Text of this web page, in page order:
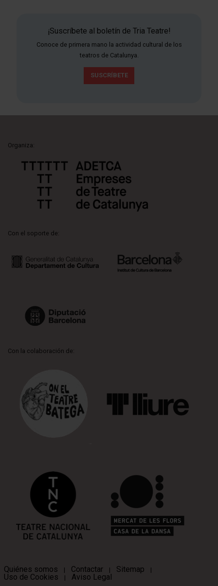
¡Suscríbete al boletín de Tria Teatre!
Conoce de primera mano la actividad cultural de los
teatros de Catalunya.
SUSCRÍBETE
Organiza:
Con el soporte de:
Con la colaboración de:
Quiénes somos | Contactar | Sitemap |
Uso de Cookies | Aviso Legal